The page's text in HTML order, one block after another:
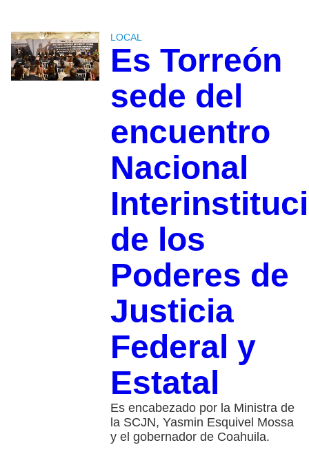
LOCAL
Es Torreón
sede del
encuentro
Nacional
de los
Poderes de
Justicia
Federal y
Estatal
Es encabezado por la Ministra de
la SCJN, Yasmin Esquivel Mossa
y el gobernador de Coahuila.